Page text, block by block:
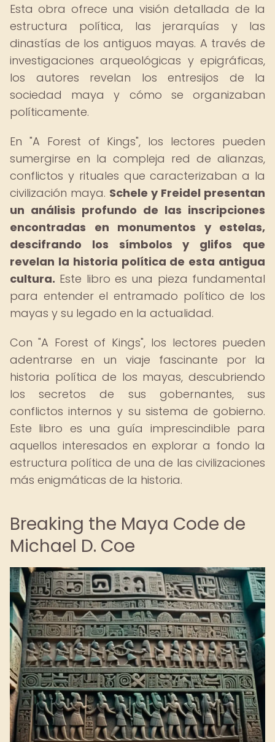
Esta obra ofrece una visión detallada de la
estructura política, las jerarquías y las
dinastías de los antiguos mayas. A través de
investigaciones arqueológicas y epigráficas,
los autores revelan los entresijos de la
sociedad maya y cómo se organizaban
políticamente.
En "A Forest of Kings", los lectores pueden
sumergirse en la compleja red de alianzas,
conflictos y rituales que caracterizaban a la
civilización maya. Schele y Freidel presentan
un análisis profundo de las inscripciones
encontradas en monumentos y estelas,
descifrando los símbolos y glifos que
revelan la historia política de esta antigua
cultura. Este libro es una pieza fundamental
para entender el entramado político de los
mayas y su legado en la actualidad.
Con "A Forest of Kings", los lectores pueden
adentrarse en un viaje fascinante por la
historia política de los mayas, descubriendo
los secretos de sus gobernantes, sus
conflictos internos y su sistema de gobierno.
Este libro es una guía imprescindible para
aquellos interesados en explorar a fondo la
estructura política de una de las civilizaciones
más enigmáticas de la historia.
Breaking the Maya Code de
Michael D. Coe